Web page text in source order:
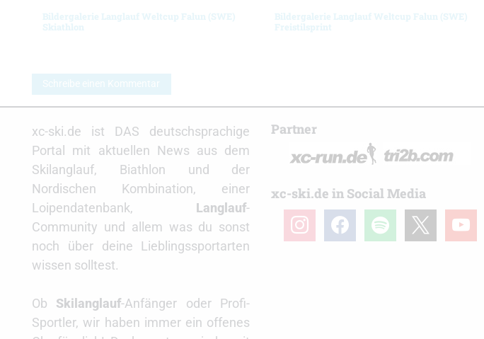
Bildergalerie Langlauf Weltcup Falun (SWE)
Skiathlon
Bildergalerie Langlauf Weltcup Falun (SWE)
Freistilsprint
Schreibe einen Kommentar
xc-ski.de ist DAS deutschsprachige
Portal mit aktuellen News aus dem
Skilanglauf, Biathlon und der
Nordischen Kombination, einer
Loipendatenbank, Langlauf-
Community und allem was du sonst
noch über deine Lieblingssportarten
wissen solltest.
Ob Skilanglauf-Anfänger oder Profi-
Sportler, wir haben immer ein offenes
Partner
xc-ski.de in Social Media
instagramfacebookspotify youtube